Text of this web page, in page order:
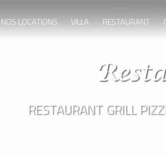
NOS LOCATIONS VILLA RESTAURANT
RESTAURANT GRILL